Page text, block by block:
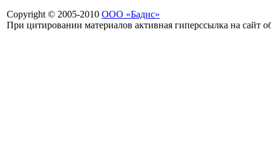
Copyright © 2005-2010 ООО «Бадис»
При цитировании материалов активная гиперссылка на сайт